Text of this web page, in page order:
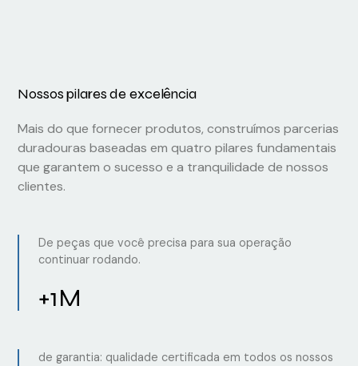
Nossos pilares de excelência
Mais do que fornecer produtos, construímos parcerias
duradouras baseadas em quatro pilares fundamentais
que garantem o sucesso e a tranquilidade de nossos
clientes.
De peças que você precisa para sua operação
continuar rodando.
+1M
de garantia: qualidade certificada em todos os nossos